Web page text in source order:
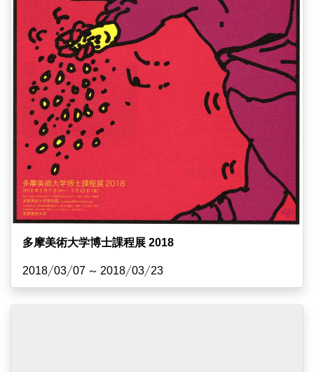
多摩美術大学博士課程展 2018
2018/03/07 ~ 2018/03/23